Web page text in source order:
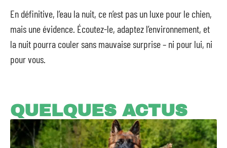
En définitive, l’eau la nuit, ce n’est pas un luxe pour le chien,
mais une évidence. Écoutez-le, adaptez l’environnement, et
la nuit pourra couler sans mauvaise surprise – ni pour lui, ni
pour vous.
QUELQUES ACTUS